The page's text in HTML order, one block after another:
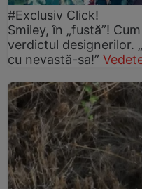
#Exclusiv Click!
Smiley, în „fustă”!
verdictul designerilor.
cu nevastă-sa!”